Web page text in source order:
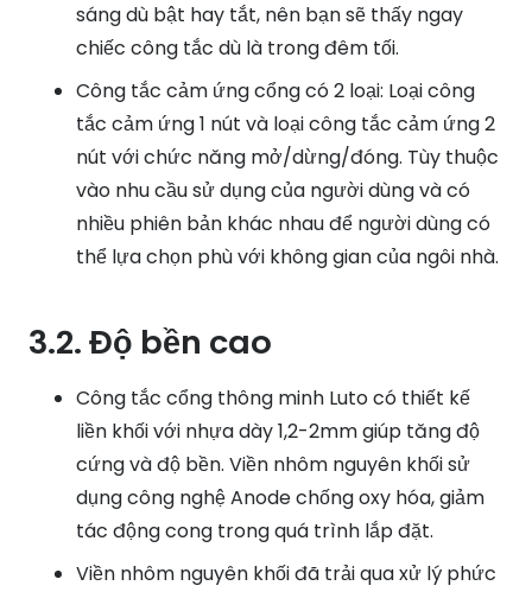
sáng dù bật hay tắt, nên bạn sẽ thấy ngay
chiếc công tắc dù là trong đêm tối.
Công tắc cảm ứng cổng có 2 loại: Loại công
tắc cảm ứng 1 nút và loại công tắc cảm ứng 2
nút với chức năng mở/dừng/đóng. Tùy thuộc
vào nhu cầu sử dụng của người dùng và có
nhiều phiên bản khác nhau để người dùng có
thể lựa chọn phù với không gian của ngôi nhà.
3.2. Độ bền cao
Công tắc cổng thông minh Luto có thiết kế
liền khối với nhựa dày 1,2-2mm giúp tăng độ
cứng và độ bền. Viền nhôm nguyên khối sử
dụng công nghệ Anode chống oxy hóa, giảm
tác động cong trong quá trình lắp đặt.
Viền nhôm nguyên khối đã trải qua xử lý phức